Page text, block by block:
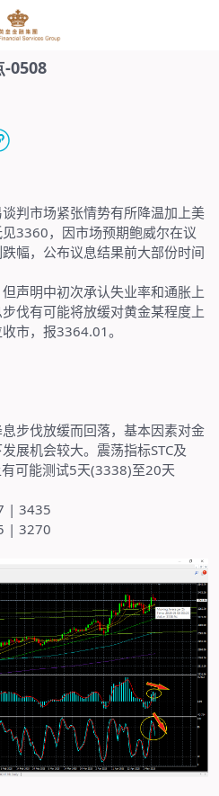
-0508
判市场紧张情势有所降温加上美
3360，因市场预期鲍威尔在议
幅，公布议息结果前大部份时间
声明中初次承认失业率和通胀上
伐有可能将放缓对黄金某程度上
市，报3364.01。
步伐放缓而回落，基本因素对金
展机会较大。震荡指标STC及
可能测试5天(3338)至20天
| 3435
| 3270